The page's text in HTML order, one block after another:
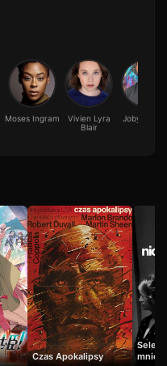
Moses Ingram
Vivien Lyra
Blair
Joby
Czas Apokalipsy
mnie